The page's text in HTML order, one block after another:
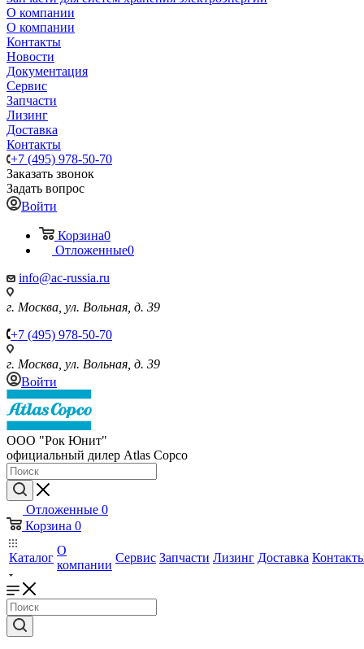
О компании
О компании
Контакты
Новости
Документация
Сервис
Запчасти
Лизинг
Доставка
Контакты
+7 (495) 978-50-70
Заказать звонок
Задать вопрос
Войти
Корзина0
Отложенные0
info@ac-russia.ru
г. Москва, ул. Вольная, д. 39
+7 (495) 978-50-70
г. Москва, ул. Вольная, д. 39
Войти
ООО "Рок Юнит"
официальный дилер Atlas Copco
Отложенные 0
Корзина 0
Каталог
О
компании
Сервис Запчасти Лизинг Доставка